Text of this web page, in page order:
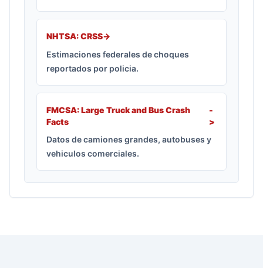
NHTSA: CRSS->
Estimaciones federales de choques
reportados por policia.
FMCSA: Large Truck and Bus Crash
Facts
-
>
Datos de camiones grandes, autobuses y
vehiculos comerciales.